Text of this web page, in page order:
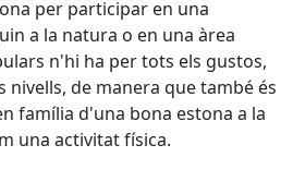
per participar en una
a la natura o en una àrea
n'hi ha per tots els gustos,
nivells, de manera que també és
família d'una bona estona a la
una activitat física.